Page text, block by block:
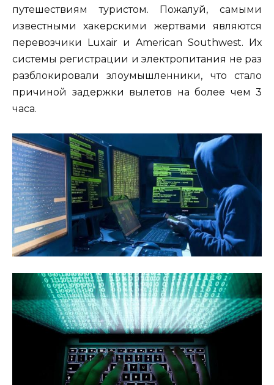
путешествиям туристом. Пожалуй, самыми
известными хакерскими жертвами являются
перевозчики Luxair и American Southwest. Их
системы регистрации и электропитания не раз
разблокировали злоумышленники, что стало
причиной задержки вылетов на более чем 3
часа.